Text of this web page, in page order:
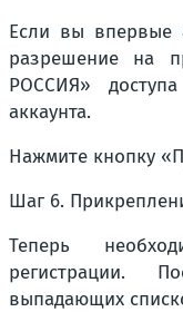
Если вы впервые
разрешение на
РОССИЯ»
аккаунта.
Нажмите кнопку
Шаг 6.
Теперь
регистрации.
выпадающих